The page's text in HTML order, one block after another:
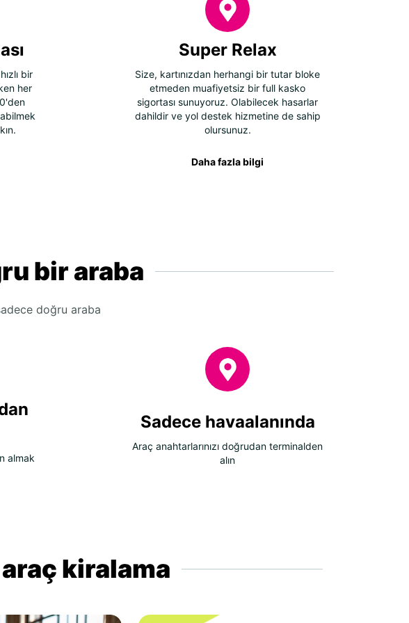
bir
her
Super Relax
Size, kartınızdan herhangi bir tutar bloke
etmeden muafiyetsiz bir full kasko
sigortası sunuyoruz. Olabilecek hasarlar
dahildir ve yol destek hizmetine de sahip
olursunuz.
Daha fazla bilgi
bir araba
doğru araba
almak
Sadece havaalanında
Araç anahtarlarınızı doğrudan terminalden
alın
kiralama